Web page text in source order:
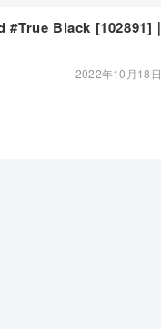
#True Black [102891]｜
2022年10月18日